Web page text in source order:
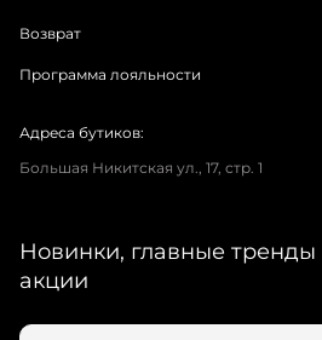
Возврат
Программа лояльности
Адреса бутиков:
Большая Никитская ул., 17, стр. 1
Новинки, главные тренды
акции